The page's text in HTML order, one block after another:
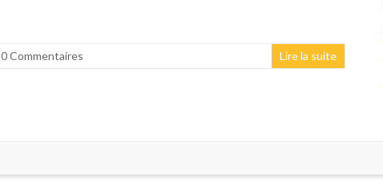
0 Commentaires Lire la suite